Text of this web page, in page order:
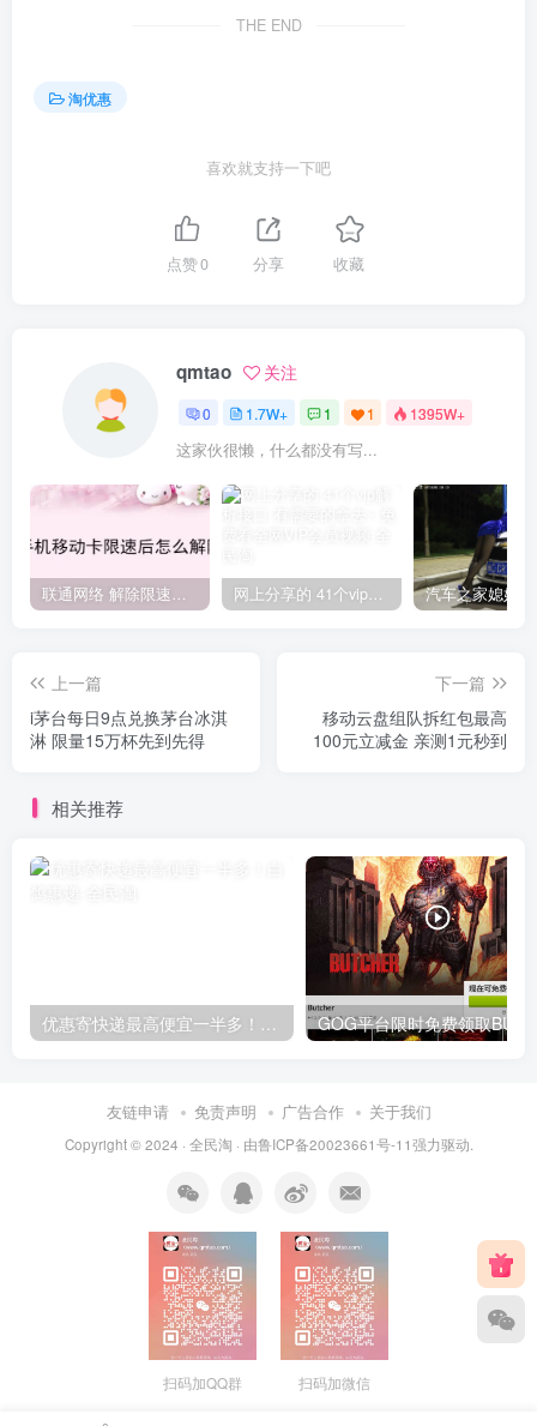
THE END
淘优惠
喜欢就支持一下吧
点赞0 分享 收藏
qmtao 关注
0 1.7W+ 1 1 1395W+
这家伙很懒，什么都没有写...
联通网络 解除限速方法参考！畅享、畅玩、老白干等及其它地区自测了 网上分享的 41个vip解析接口 有需要的拿去~ 免费看全网VIP会员视频
上一篇
i茅台每日9点兑换茅台冰淇
淋 限量15万杯先到先得
下一篇
移动云盘组队拆红包最高
100元立减金 亲测1元秒到
相关推荐
优惠寄快递最高便宜一半多！白鸽惠递
友链申请 免责声明 广告合作 关于我们
Copyright © 2024 · 全民淘 · 由鲁ICP备20023661号-11强力驱动.
扫码加QQ群 扫码加微信